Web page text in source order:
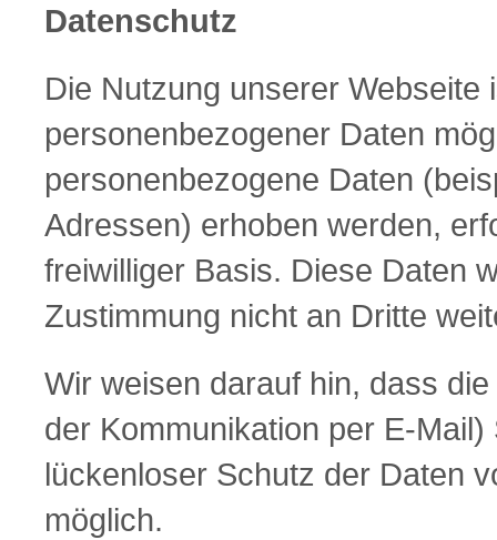
Datenschutz
Die Nutzung unserer Webseite
personenbezogener Daten
personenbezogene Daten
Adressen) erhoben werden,
freiwilliger Basis. Diese Daten
Zustimmung nicht an Dritte
Wir weisen darauf hin, dass
der Kommunikation per E-
lückenloser Schutz der Daten
möglich.